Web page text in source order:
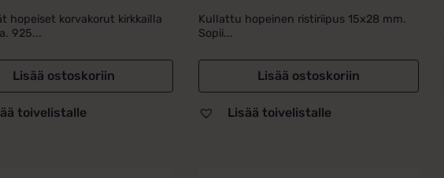
hopeiset korvakorut kirkkailla
925...
Lisää ostoskoriin
toivelistalle
5.00/ 5
Kullattu hopeinen ristiriipus 15x28 mm.
Sopii...
Lisää ostoskoriin
Lisää toivelistalle